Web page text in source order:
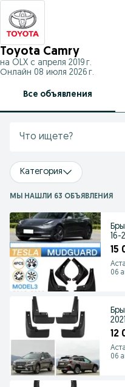
Toyota Camry
на OLX с апреля 2019 г.
Онлайн 08 июля 2026 г.
Все объявления
Категория
МЫ НАШЛИ 63 ОБЪЯВЛЕНИЯ
16-
15
06
2021
12
06